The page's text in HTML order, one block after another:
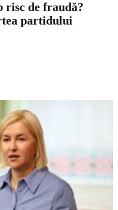
risc de fraudă?
partidului